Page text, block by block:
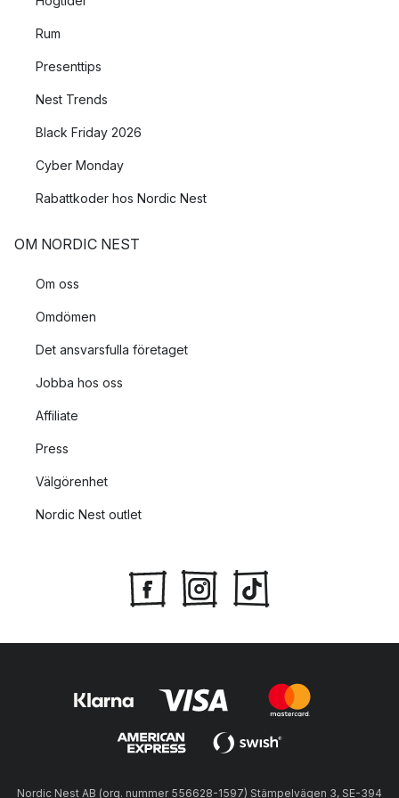
Rum
Presenttips
Nest Trends
Black Friday 2026
Cyber Monday
Rabattkoder hos Nordic Nest
OM NORDIC NEST
Om oss
Omdömen
Det ansvarsfulla företaget
Jobba hos oss
Affiliate
Press
Välgörenhet
Nordic Nest outlet
Nordic Nest AB (org. nummer 556628-1597) Stämpelvägen 3, SE-394